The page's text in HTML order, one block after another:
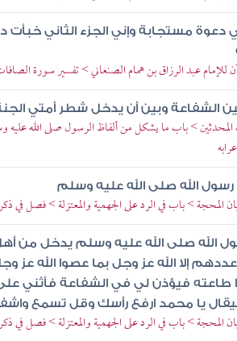
دعوة مستجابة وإني الجزء الثاني
للإمام عبد الرزاق بن همام الصنعاني > تفسير سورة الصافات >
الشفاعة وبين أن يدخل شطر أمتي
> باب ما يشكل من ألفاظ الرسول صلى الله
الله صلى الله عليه وسلم
المحجة > باب في الرد على الجهمية والمعتزلة > فصل في
الله صلى الله عليه وسلم يدخل من أهل
إلا الله عز وجل بما عصوا الله عز
طاعته فيؤذن لي في الشفاعة فأثني على
يا محمد ارفع رأسك وقل تسمع
المحجة > باب في الرد على الجهمية والمعتزلة > فصل في